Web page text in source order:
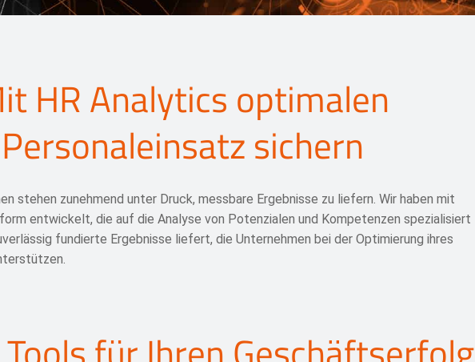
HR Analytics optimalen
Personaleinsatz sichern
stehen zunehmend unter Druck, messbare Ergebnisse zu liefern. Wir haben mit
entwickelt, die auf die Analyse von Potenzialen und Kompetenzen spezialisiert
fundierte Ergebnisse liefert, die Unternehmen bei der Optimierung ihres